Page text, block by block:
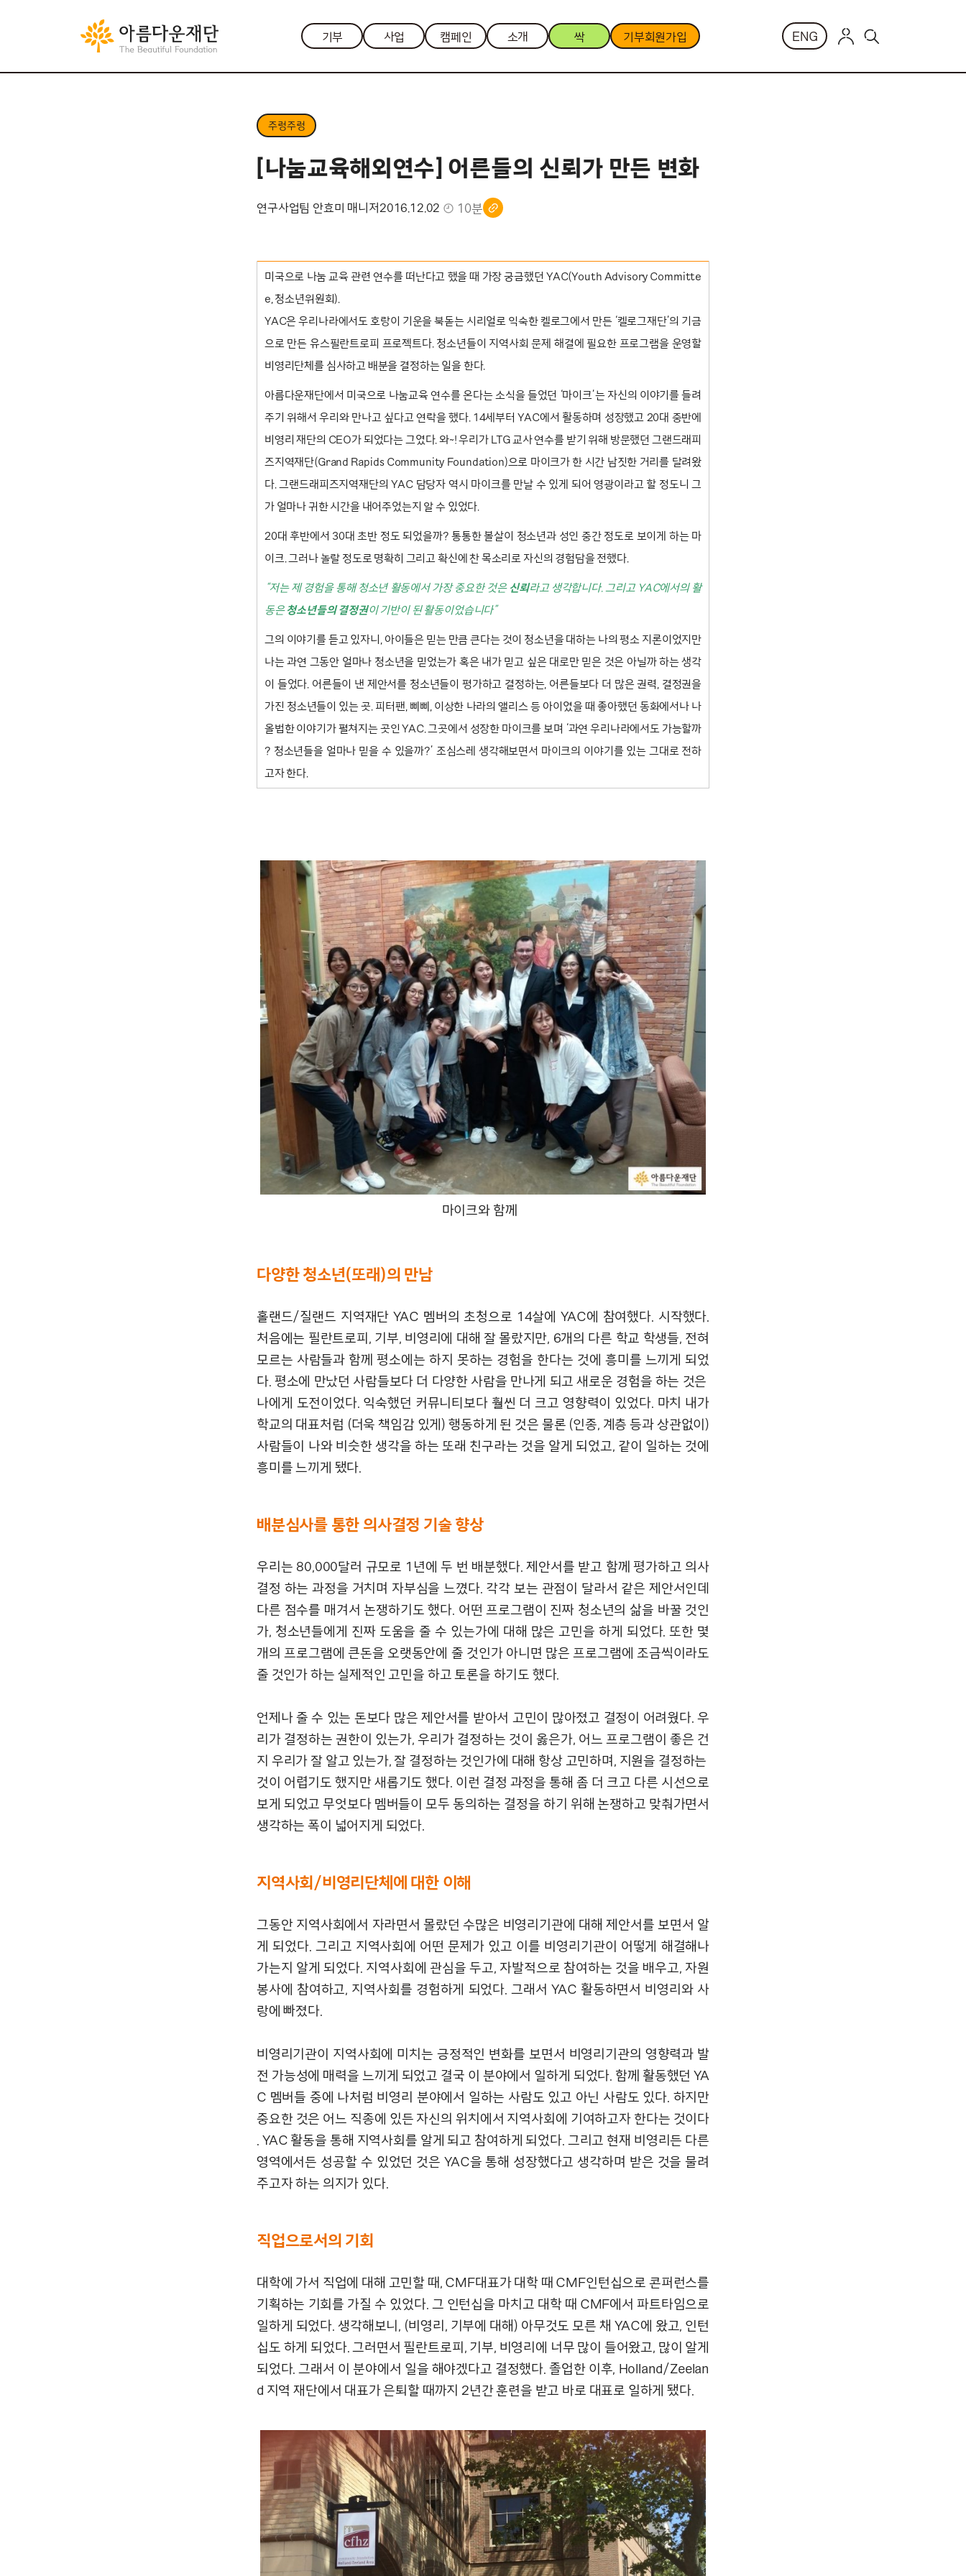
기부 사업 캠페인 소개 싹 기부회원가입 ENG
주렁주렁
[나눔교육해외연수] 어른들의 신뢰가 만든 변화
연구사업팀 안효미 매니저2016.12.02 10분
미국으로 나눔 교육 관련 연수를 떠난다고 했을 때 가장 궁금했던 YAC(Youth Advisory Committe
e, 청소년위원회).
YAC은 우리나라에서도 호랑이 기운을 북돋는 시리얼로 익숙한 켈로그에서 만든 ‘켈로그재단’의 기금
으로 만든 유스필란트로피 프로젝트다. 청소년들이 지역사회 문제 해결에 필요한 프로그램을 운영할
비영리단체를 심사하고 배분을 결정하는 일을 한다.
아름다운재단에서 미국으로 나눔교육 연수를 온다는 소식을 들었던 ‘마이크’는 자신의 이야기를 들려
주기 위해서 우리와 만나고 싶다고 연락을 했다. 14세부터 YAC에서 활동하며 성장했고 20대 중반에
비영리 재단의 CEO가 되었다는 그였다. 와~! 우리가 LTG 교사 연수를 받기 위해 방문했던 그랜드래피
즈지역재단(Grand Rapids Community Foundation)으로 마이크가 한 시간 남짓한 거리를 달려왔
다. 그랜드래피즈지역재단의 YAC 담당자 역시 마이크를 만날 수 있게 되어 영광이라고 할 정도니 그
가 얼마나 귀한 시간을 내어주었는지 알 수 있었다.
20대 후반에서 30대 초반 정도 되었을까? 통통한 볼살이 청소년과 성인 중간 정도로 보이게 하는 마
이크. 그러나 놀랄 정도로 명확히 그리고 확신에 찬 목소리로 자신의 경험담을 전했다.
“저는 제 경험을 통해 청소년 활동에서 가장 중요한 것은 신뢰라고 생각합니다. 그리고 YAC에서의 활
동은청소년들의 결정권이 기반이 된 활동이었습니다”
그의 이야기를 듣고 있자니, 아이들은 믿는 만큼 큰다는 것이 청소년을 대하는 나의 평소 지론이었지만
나는 과연 그동안 얼마나 청소년을 믿었는가 혹은 내가 믿고 싶은 대로만 믿은 것은 아닐까 하는 생각
이 들었다. 어른들이 낸 제안서를 청소년들이 평가하고 결정하는, 어른들보다 더 많은 권력, 결정권을
가진 청소년들이 있는 곳. 피터팬, 삐삐, 이상한 나라의 앨리스 등 아이였을 때 좋아했던 동화에서나 나
올법한 이야기가 펼쳐지는 곳인 YAC. 그곳에서 성장한 마이크를 보며 ‘과연 우리나라에서도 가능할까
? 청소년들을 얼마나 믿을 수 있을까?’ 조심스레 생각해보면서 마이크의 이야기를 있는 그대로 전하
고자 한다.
마이크와 함께
다양한 청소년(또래)의 만남
홀랜드/질랜드 지역재단 YAC 멤버의 초청으로 14살에 YAC에 참여했다. 시작했다.
처음에는 필란트로피, 기부, 비영리에 대해 잘 몰랐지만, 6개의 다른 학교 학생들, 전혀
모르는 사람들과 함께 평소에는 하지 못하는 경험을 한다는 것에 흥미를 느끼게 되었
다. 평소에 만났던 사람들보다 더 다양한 사람을 만나게 되고 새로운 경험을 하는 것은
나에게 도전이었다. 익숙했던 커뮤니티보다 훨씬 더 크고 영향력이 있었다. 마치 내가
학교의 대표처럼 (더욱 책임감 있게) 행동하게 된 것은 물론 (인종, 계층 등과 상관없이)
사람들이 나와 비슷한 생각을 하는 또래 친구라는 것을 알게 되었고, 같이 일하는 것에
흥미를 느끼게 됐다.
배분심사를 통한 의사결정 기술 향상
우리는 80,000달러 규모로 1년에 두 번 배분했다. 제안서를 받고 함께 평가하고 의사
결정 하는 과정을 거치며 자부심을 느꼈다. 각각 보는 관점이 달라서 같은 제안서인데
다른 점수를 매겨서 논쟁하기도 했다. 어떤 프로그램이 진짜 청소년의 삶을 바꿀 것인
가, 청소년들에게 진짜 도움을 줄 수 있는가에 대해 많은 고민을 하게 되었다. 또한 몇
개의 프로그램에 큰돈을 오랫동안에 줄 것인가 아니면 많은 프로그램에 조금씩이라도
줄 것인가 하는 실제적인 고민을 하고 토론을 하기도 했다.
언제나 줄 수 있는 돈보다 많은 제안서를 받아서 고민이 많아졌고 결정이 어려웠다. 우
리가 결정하는 권한이 있는가, 우리가 결정하는 것이 옳은가, 어느 프로그램이 좋은 건
지 우리가 잘 알고 있는가, 잘 결정하는 것인가에 대해 항상 고민하며, 지원을 결정하는
것이 어렵기도 했지만 새롭기도 했다. 이런 결정 과정을 통해 좀 더 크고 다른 시선으로
보게 되었고 무엇보다 멤버들이 모두 동의하는 결정을 하기 위해 논쟁하고 맞춰가면서
생각하는 폭이 넓어지게 되었다.
지역사회/비영리단체에 대한 이해
그동안 지역사회에서 자라면서 몰랐던 수많은 비영리기관에 대해 제안서를 보면서 알
게 되었다. 그리고 지역사회에 어떤 문제가 있고 이를 비영리기관이 어떻게 해결해나
가는지 알게 되었다. 지역사회에 관심을 두고, 자발적으로 참여하는 것을 배우고, 자원
봉사에 참여하고, 지역사회를 경험하게 되었다. 그래서 YAC 활동하면서 비영리와 사
랑에 빠졌다.
비영리기관이 지역사회에 미치는 긍정적인 변화를 보면서 비영리기관의 영향력과 발
전 가능성에 매력을 느끼게 되었고 결국 이 분야에서 일하게 되었다. 함께 활동했던 YA
C 멤버들 중에 나처럼 비영리 분야에서 일하는 사람도 있고 아닌 사람도 있다. 하지만
중요한 것은 어느 직종에 있든 자신의 위치에서 지역사회에 기여하고자 한다는 것이다
. YAC 활동을 통해 지역사회를 알게 되고 참여하게 되었다. 그리고 현재 비영리든 다른
영역에서든 성공할 수 있었던 것은 YAC을 통해 성장했다고 생각하며 받은 것을 물려
주고자 하는 의지가 있다.
직업으로서의 기회
대학에 가서 직업에 대해 고민할 때, CMF대표가 대학 때 CMF인턴십으로 콘퍼런스를
기획하는 기회를 가질 수 있었다. 그 인턴십을 마치고 대학 때 CMF에서 파트타임으로
일하게 되었다. 생각해보니, (비영리, 기부에 대해) 아무것도 모른 채 YAC에 왔고, 인턴
십도 하게 되었다. 그러면서 필란트로피, 기부, 비영리에 너무 많이 들어왔고, 많이 알게
되었다. 그래서 이 분야에서 일을 해야겠다고 결정했다. 졸업한 이후, Holland/Zeelan
d 지역 재단에서 대표가 은퇴할 때까지 2년간 훈련을 받고 바로 대표로 일하게 됐다.